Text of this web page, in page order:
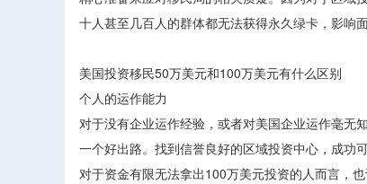
十人甚至几百人的群体都无法获得永久绿卡，影响
美国投资移民50万美元和100万美元有什么区别
个人的运作能力
对于没有企业运作经验，或者对美国企业运作毫无
一个好出路。找到信誉良好的区域投资中心，成功
对于资金有限无法拿出100万美元投资的人而言，也